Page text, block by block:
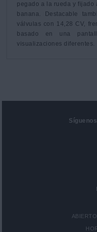
pegado a la rueda y fijado
banana. Destacable
válvulas con 14,28 CV,
basado en una
visualizaciones diferentes.